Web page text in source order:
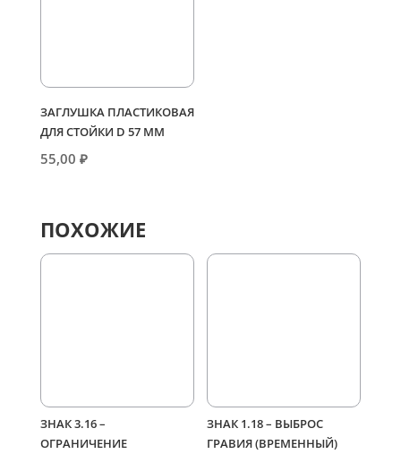
ЗАГЛУШКА ПЛАСТИКОВАЯ
ДЛЯ СТОЙКИ D 57 ММ
55,00 ₽
ПОХОЖИЕ
ЗНАК 3.16 –
ОГРАНИЧЕНИЕ
ЗНАК 1.18 – ВЫБРОС
ГРАВИЯ (ВРЕМЕННЫЙ)